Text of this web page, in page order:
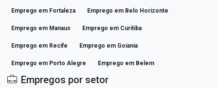
Emprego em Fortaleza Emprego em Belo Horizonte
Emprego em Manaus Emprego em Curitiba
Emprego em Recife Emprego em Goiania
Emprego em Porto Alegre Emprego em Belem
Empregos por setor